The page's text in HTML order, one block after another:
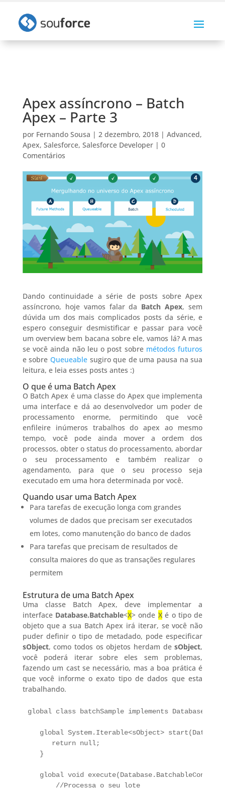
Apex assíncrono – Batch
Apex – Parte 3
por Fernando Sousa | 2 dezembro, 2018| Advanced,
Apex, Salesforce, Salesforce Developer| 0
Comentários
Dando continuidade a série de posts sobre Apex
assíncrono, hoje vamos falar da Batch Apex, sem
dúvida um dos mais complicados posts da série, e
espero conseguir desmistificar e passar para você
um overview bem bacana sobre ele, vamos lá? A mas
se você ainda não leu o post sobre métodos futuros
e sobre Queueable sugiro que de uma pausa na sua
leitura, e leia esses posts antes :)
O que é uma Batch Apex
O Batch Apex é uma classe do Apex que implementa
uma interface e dá ao desenvolvedor um poder de
processamento enorme, permitindo que você
enfileire inúmeros trabalhos do apex ao mesmo
tempo, você pode ainda mover a ordem dos
processos, obter o status do processamento, abordar
o seu processamento e também realizar o
agendamento, para que o seu processo seja
executado em uma hora determinada por você.
Quando usar uma Batch Apex
Para tarefas de execução longa com grandes
volumes de dados que precisam ser executados
em lotes, como manutenção do banco de dados
Para tarefas que precisam de resultados de
consulta maiores do que as transações regulares
permitem
Estrutura de uma Batch Apex
Uma classe Batch Apex, deve implementar a
interface Database.Batchable<X> onde Xé o tipo de
objeto que a sua Batch Apex irá iterar, se você não
puder definir o tipo de metadado, pode especificar
sObject, como todos os objetos herdam desObject,
você poderá iterar sobre eles sem problemas,
fazendo um cast se necessário, mas a boa prática é
que você informe o exato tipo de dados que esta
trabalhando.
global class batchSample implements
global System.Iterable<sObject>
      return null;
   }
global void execute(Database.BatchableContext
       //Processa o seu lote